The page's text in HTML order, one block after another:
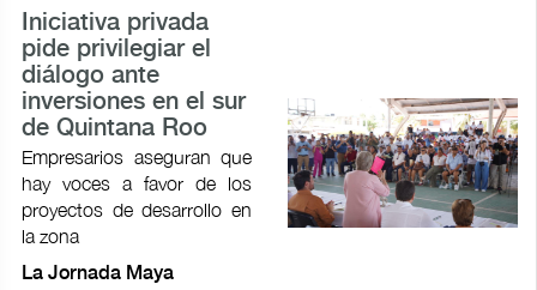
Iniciativa privada
pide privilegiar el
diálogo ante
inversiones en el sur
de Quintana Roo
Empresarios aseguran que
hay voces a favor de los
proyectos de desarrollo en
la zona
La Jornada Maya